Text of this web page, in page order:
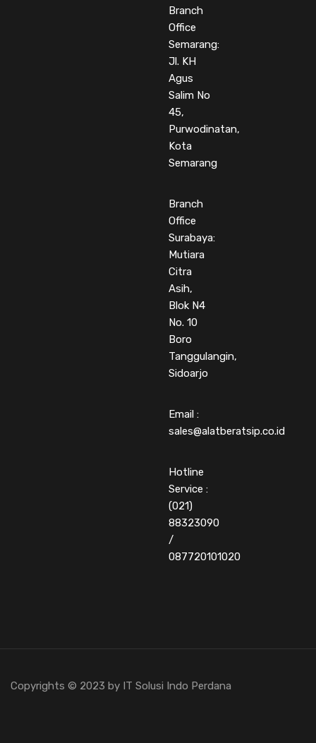
Branch
Office
Semarang:
Jl. KH
Agus
Salim No
45,
Purwodinatan,
Kota
Semarang
Branch
Office
Surabaya:
Mutiara
Citra
Asih,
Blok N4
No. 10
Boro
Tanggulangin,
Sidoarjo
Email :
sales@alatberatsip.co.id
Hotline
Service :
(021)
88323090
/
087720101020
Copyrights © 2023 by IT Solusi Indo Perdana